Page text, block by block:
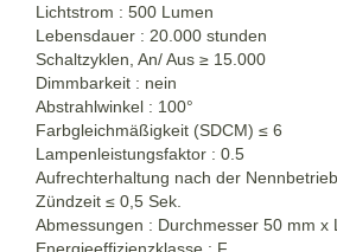
Lichtstrom : 500 Lumen
Lebensdauer : 20.000 stunden
Schaltzyklen, An/ Aus ≥ 15.000
Dimmbarkeit : nein
Abstrahlwinkel : 100°
Farbgleichmäßigkeit (SDCM) ≤ 6
Lampenleistungsfaktor : 0.5
Aufrechterhaltung nach der
Zündzeit ≤ 0,5 Sek.
Abmessungen : Durchmesser 50 mm x
Energieeffizienzklasse : F